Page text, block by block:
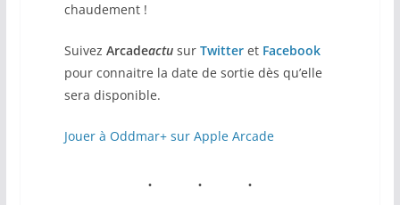
chaudement !
Suivez Arcadeactusur Twitteret Facebook
pour connaitre la date de sortie dès qu’elle
sera disponible.
Jouer à Oddmar+ sur Apple Arcade